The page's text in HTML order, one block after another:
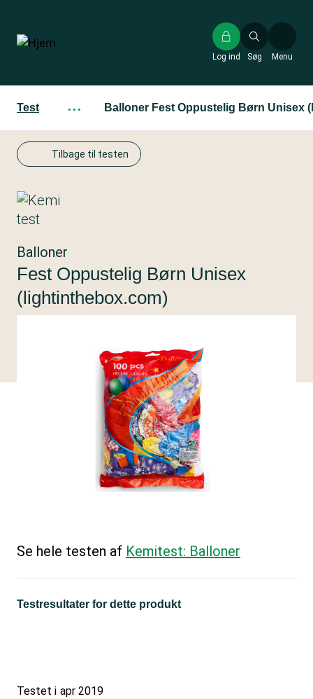
hovedindhold
Søg
Log ind Menu
Test ··· Balloner Fest Oppustelig Børn Unisex
Tilbage til testen
Balloner
Fest Oppustelig Børn Unisex
(lightinthebox.com)
Se hele testen af Kemitest: Balloner
Testresultater for dette produkt
Testet i apr 2019